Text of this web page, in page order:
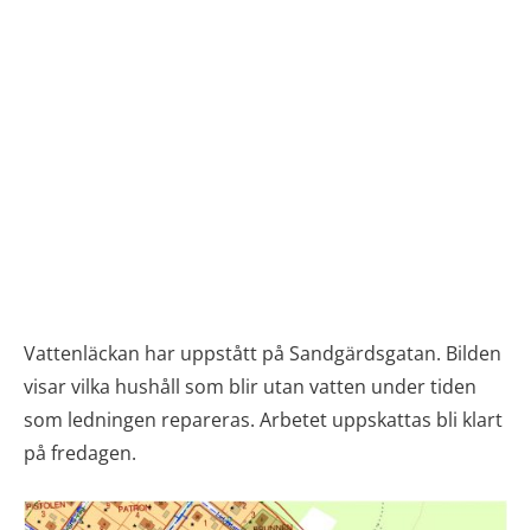
Vattenläckan har uppstått på Sandgärdsgatan. Bilden
visar vilka hushåll som blir utan vatten under tiden
som ledningen repareras. Arbetet uppskattas bli klart
på fredagen.